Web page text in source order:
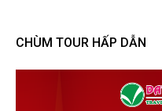
CHÙM TOUR HẤP DẪN